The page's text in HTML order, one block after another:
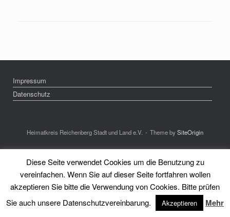
Impressum
Datenschutz
Heimatkreis Reichenberg Stadt und Land e.V. Theme bySiteOrigin
Diese Seite verwendet Cookies um die Benutzung zu
vereinfachen. Wenn Sie auf dieser Seite fortfahren wollen
akzeptieren Sie bitte die Verwendung von Cookies. Bitte prüfen
Sie auch unsere Datenschutzvereinbarung.
Akzeptieren Mehr